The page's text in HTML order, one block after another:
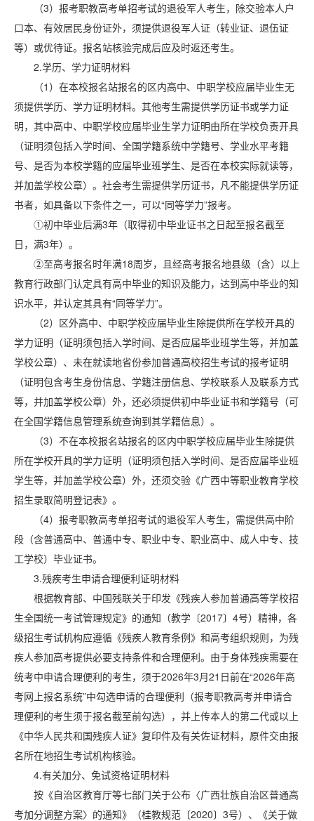
（3）报考职教高考单招考试的退役军人考生，除交验本人户
口本、有效居民身份证外，须提供退役军人证（转业证、退伍证
等）或优待证。报名站核验完成后应及时返还考生。
2.学历、学力证明材料
（1）在本校报名站报名的区内高中、中职学校应届毕业生无
须提供学历、学力证明材料。其他考生需提供学历证书或学力证
明，其中高中、中职学校应届毕业生学力证明由所在学校负责开具
（证明须包括入学时间、全国学籍系统中学籍号、学业水平考籍
号、是否为本校学籍的应届毕业班学生、是否在本校实际就读等，
并加盖学校公章）。社会考生需提供学历证书，凡不能提供学历证
书者，如具备以下条件之一，可以“同等学力”报考。
①初中毕业后满3年（取得初中毕业证书之日起至报名截至
日，满3年）。
②至高考报名时年满18周岁，且经高考报名地县级（含）以上
教育行政部门认定具有高中毕业的知识及能力，达到高中毕业的知
识水平，并认定其具有“同等学力”。
（2）区外高中、中职学校应届毕业生除提供所在学校开具的
学力证明（证明须包括入学时间、是否应届毕业班学生等，并加盖
学校公章）、未在就读地省份参加普通高校招生考试的报考证明
（证明包含考生身份信息、学籍注册信息、学校联系人及联系方式
等，并加盖学校公章）外，还必须提供初中毕业证书和学籍号（可
在全国学籍信息管理系统查询到其学籍信息）。
（3）不在本校报名站报名的区内中职学校应届毕业生除提供
所在学校开具的学力证明（证明须包括入学时间、是否应届毕业班
学生等，并加盖学校公章）外，还须交验《广西中等职业教育学校
招生录取简明登记表》。
（4）报考职教高考单招考试的退役军人考生，需提供高中阶
段（含普通高中、普通中专、职业中专、职业高中、成人中专、技
工学校）毕业证书。
3.残疾考生申请合理便利证明材料
根据教育部、中国残联关于印发《残疾人参加普通高等学校招
生全国统一考试管理规定》的通知（教学〔2017〕4号）精神，各
级招生考试机构应遵循《残疾人教育条例》和高考组织规则，为残
疾人参加高考提供必要支持条件和合理便利。由于身体残疾需要在
统考中申请合理便利的考生，须于2026年3月21日前在“2026年高
考网上报名系统”中勾选申请的合理便利（报考职教高考并申请合
理便利的考生须于报名截至前勾选），并上传本人的第二代或以上
《中华人民共和国残疾人证》复印件及有关佐证材料，原件交由报
名所在地招生考试机构核验。
4.有关加分、免试资格证明材料
按《自治区教育厅等七部门关于公布〈广西壮族自治区普通高
考加分调整方案〉的通知》（桂教规范〔2020〕3号）、《关于做